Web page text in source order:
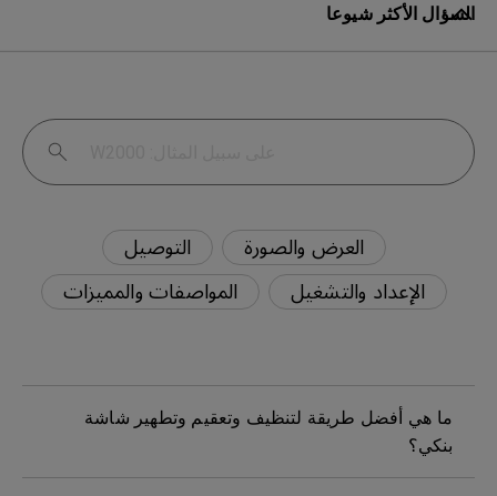
السؤال الأكثر شيوعا
العرض والصورة
التوصيل
الإعداد والتشغيل
المواصفات والمميزات
ما هي أفضل طريقة لتنظيف وتعقيم وتطهير شاشة
بنكي؟